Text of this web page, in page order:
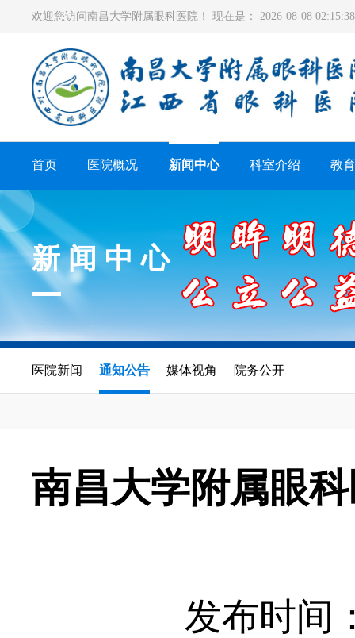
欢迎您访问南昌大学附属眼科医院！ 现在是： 2026-08-08
首页 医院概况 新闻中心 科室介绍 教
新闻中心
医院新闻 通知公告 媒体视角 院务公开
南昌大学附属眼
发布时间